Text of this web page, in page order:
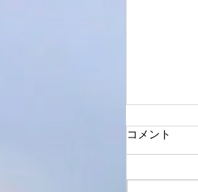
コメント